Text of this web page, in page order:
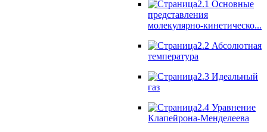
2.1 Основные
представления
молекулярно-кинетическо...
2.2 Абсолютная
температура
2.3 Идеальный
газ
2.4 Уравнение
Клапейрона-Менделеева